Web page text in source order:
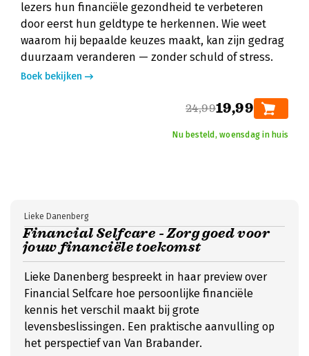
lezers hun financiële gezondheid te verbeteren
door eerst hun geldtype te herkennen. Wie weet
waarom hij bepaalde keuzes maakt, kan zijn gedrag
duurzaam veranderen — zonder schuld of stress.
Boek bekijken
24,9919,99
Nu besteld, woensdag in huis
Financial Selfcare - Zorg goed voor
jouw financiële toekomst
Lieke Danenberg
Lieke Danenberg bespreekt in haar preview over
Financial Selfcare hoe persoonlijke financiële
kennis het verschil maakt bij grote
levensbeslissingen. Een praktische aanvulling op
het perspectief van Van Brabander.